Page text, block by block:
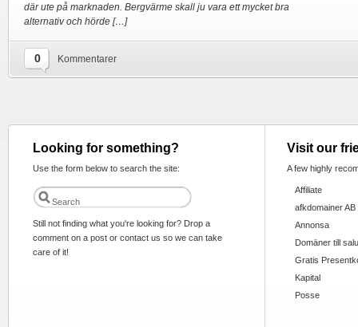
där ute på marknaden. Bergvärme skall ju vara ett mycket bra
alternativ och hörde […]
0 Kommentarer
Looking for something?
Use the form below to search the site:
Still not finding what you're looking for? Drop a
comment on a post or contact us so we can take
care of it!
Visit our
A few highly
Affiliate
afkdomainer AB
Annonsa
Domäner till salu
Gratis
Kapital
Posse